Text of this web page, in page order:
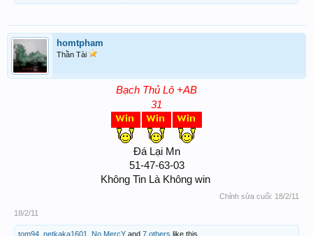
homtpham
Thần Tài
Bạch Thủ Lô +AB
31
Đá Lại Mn
51-47-63-03
Không Tin Là Không win ​
Chỉnh sửa cuối: 18/2/11
18/2/11
tom94 netkaka1601 No MercY and 7 others like this.